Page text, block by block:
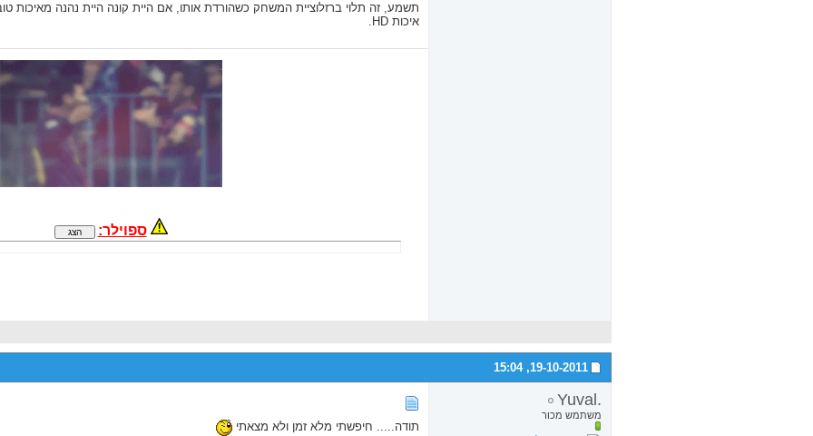
תשמע, זה תלוי ברזלוציית המשחק כשהורדת אותו, אם היית קונה היית נהנה מאיכות
איכות HD.
ספוילר:
19-10-2011,
15:04
.Yuval
משתמש מכור
תודה..... חיפשתי מלא זמן ולא מצאתי